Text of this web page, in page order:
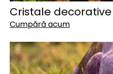
Cristale decorative
Cumpără acum